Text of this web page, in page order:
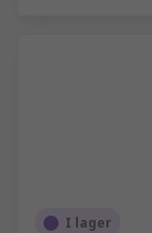
I lager